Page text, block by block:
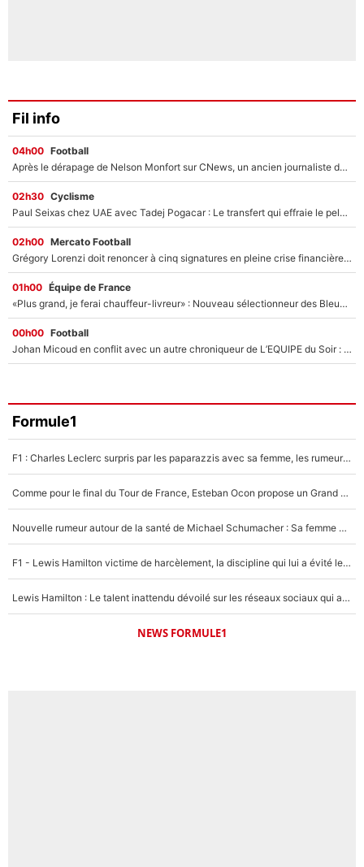
Fil info
04h00 Football
Après le dérapage de Nelson Monfort sur CNews, un ancien journaliste de France Télévisions relance la polémique sur les incendies en Gironde
02h30 Cyclisme
Paul Seixas chez UAE avec Tadej Pogacar : Le transfert qui effraie le peloton, «c’est la pire des choses qui puisse arriver»
02h00 Mercato Football
Grégory Lorenzi doit renoncer à cinq signatures en pleine crise financière : L’IA propose sept noms à l’OM pour un mercato réussi... à seulement 5M€ !
01h00 Équipe de France
«Plus grand, je ferai chauffeur-livreur» : Nouveau sélectionneur des Bleus, Zinédine Zidane s’était imaginé un avenir très différent lorsqu'il était enfant
00h00 Football
Johan Micoud en conflit avec un autre chroniqueur de L’EQUIPE du Soir : «Pendant un moment, je ne les ai pas remis ensemble dans l'émission»
Formule1
F1 : Charles Leclerc surpris par les paparazzis avec sa femme, les rumeurs étaient vraies !
Comme pour le final du Tour de France, Esteban Ocon propose un Grand Prix de Formule 1 à Paris : «Autour de l’Arc de Triomphe, ce serait génial» !
Nouvelle rumeur autour de la santé de Michael Schumacher : Sa femme Corinna sort du silence
F1 - Lewis Hamilton victime de harcèlement, la discipline qui lui a évité le pire : «J'aurais probablement mal tourné»
Lewis Hamilton : Le talent inattendu dévoilé sur les réseaux sociaux qui a impressionné Kim Kardashian pendant leurs vacances en amoureux !
NEWS FORMULE1